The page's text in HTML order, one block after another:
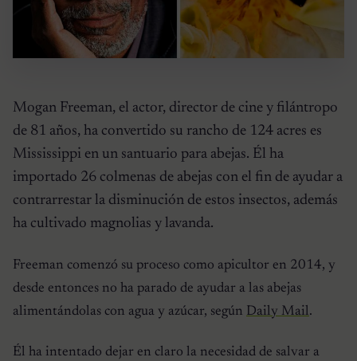
Mogan Freeman, el actor, director de cine y filántropo
de 81 años, ha convertido su rancho de 124 acres es
Mississippi en un santuario para abejas. Él ha
importado 26 colmenas de abejas con el fin de ayudar a
contrarrestar la disminución de estos insectos, además
ha cultivado magnolias y lavanda.
Freeman comenzó su proceso como apicultor en 2014, y
desde entonces no ha parado de ayudar a las abejas
alimentándolas con agua y azúcar, según Daily Mail.
Él ha intentado dejar en claro la necesidad de salvar a